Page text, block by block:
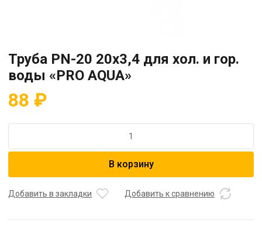
Труба PN-20 20х3,4 для хол. и гор.
воды «PRO AQUA»
88 ₽
Труба
20х3,4
В корзину
Добавить в закладки Добавить к сравнению